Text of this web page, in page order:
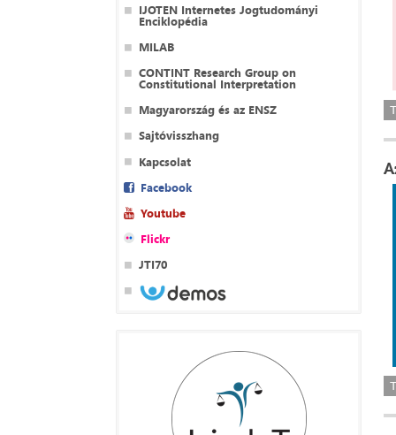
IJOTEN Internetes Jogtudományi
Enciklopédia
MILAB
CONTINT Research Group on
Constitutional Interpretation
Magyarország és az ENSZ
Sajtóvisszhang
Kapcsolat
Facebook
Youtube
Flickr
JTI70